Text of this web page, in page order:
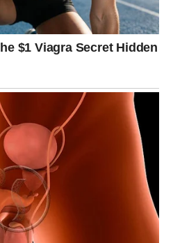
koje dolazi preko noći,
gradi korak po korak. Upravo to
sigurnosti koji im je
Ovnovima nije novac niti
sebe. Nakon mnogo sumnji i
period u kojem ćete shvatiti
perioda ovog ljeta.